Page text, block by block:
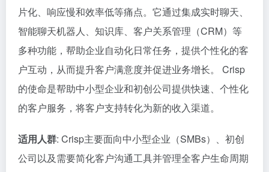
片化、响应慢和效率低等痛点。它通过集成实时聊天、
智能聊天机器人、知识库、客户关系管理（CRM）等
多种功能，帮助企业自动化日常任务，提供个性化的客
户互动，从而提升客户满意度并促进业务增长。 Crisp
的使命是帮助中小型企业和初创公司提供快速、个性化
的客户服务，将客户支持转化为新的收入渠道。
适用人群: Crisp主要面向中小型企业（SMBs）、初创
公司以及需要简化客户沟通工具并管理全客户生命周期